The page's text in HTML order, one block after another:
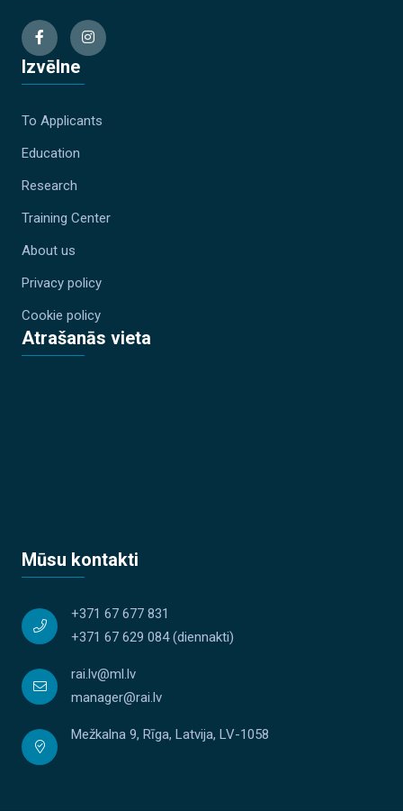
Izvēlne
To Applicants
Education
Research
Training Center
About us
Privacy policy
Cookie policy
Atrašanās vieta
Mūsu kontakti
+371 67 677 831
+371 67 629 084(diennakti)
rai.lv@ml.lv
manager@rai.lv
Mežkalna 9, Rīga, Latvija, LV-1058